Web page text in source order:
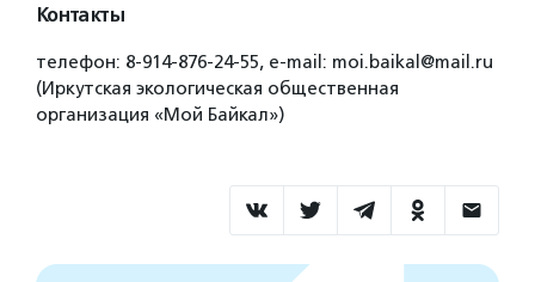
Контакты
телефон: 8-914-876-24-55, e-mail: moi.baikal@mail.ru
(Иркутская экологическая общественная
организация «Мой Байкал»)